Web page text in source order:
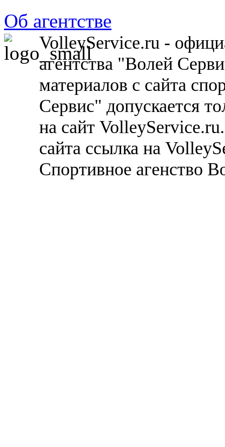
Об агентстве
VolleyService.ru -
агентства "Волей
материалов с сайта
Сервис" допускается
на сайт
сайта ссылка на
Спортивное агенство